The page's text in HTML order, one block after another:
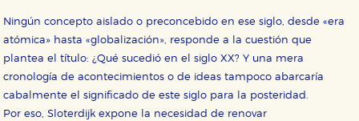
Ningún concepto aislado o preconcebido en ese siglo, desde «era
atómica» hasta «globalización», responde a la cuestión que
plantea el título: ¿Qué sucedió en el siglo XX? Y una mera
cronología de acontecimientos o de ideas tampoco abarcaría
cabalmente el significado de este siglo para la posteridad.
Por eso, Sloterdijk expone la necesidad de renovar